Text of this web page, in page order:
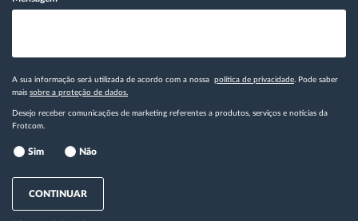
A sua informação será utilizada de acordo com a nossa política de privacidade . Pode saber
mais sobre a proteção de dados.
Desejo receber comunicações de marketing referentes a produtos, serviços e notícias da
Frotcom.
Sim Não
CONTINUAR